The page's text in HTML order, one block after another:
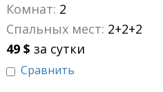
Комнат: 2
Спальных мест: 2+2+2
49 $ за сутки
Сравнить